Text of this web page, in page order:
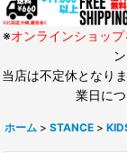
※オンラインショッ
当店は不定休となり
業日に
ホーム > STANCE >